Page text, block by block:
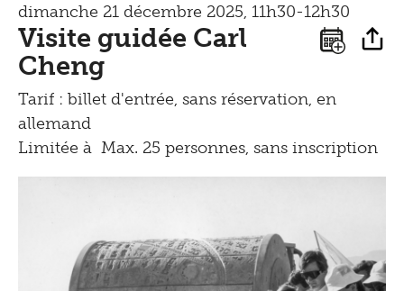
dimanche 21 décembre 2025, 11h30-12h30
Visite guidée Carl
Cheng
Tarif : billet d'entrée, sans réservation, en
allemand
Limitée à Max. 25 personnes, sans inscription